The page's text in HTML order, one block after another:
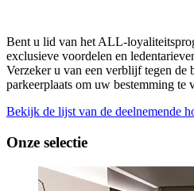
Bent u lid van het ALL-
exclusieve voordelen en
Verzeker u van een verblijf tegen de
parkeerplaats om uw bestemming te
Bekijk de lijst van de deelnemende
Onze selectie